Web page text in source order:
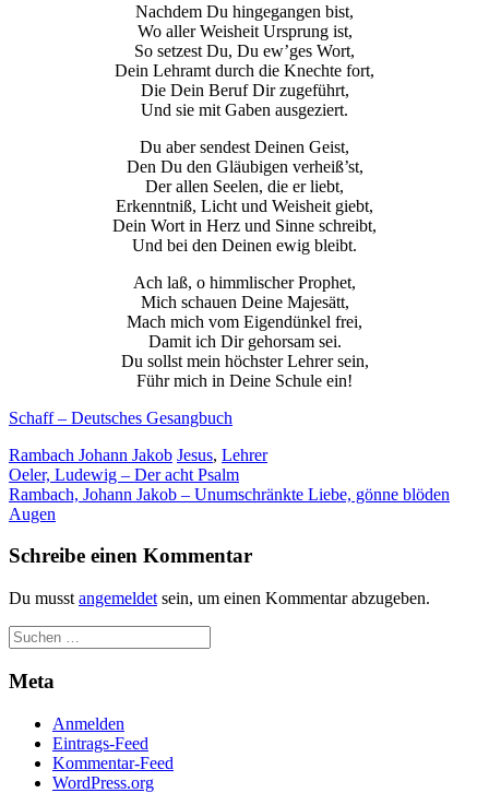
Nachdem Du hingegangen bist,
Wo aller Weisheit Ursprung ist,
So setzest Du, Du ew’ges Wort,
Dein Lehramt durch die Knechte fort,
Die Dein Beruf Dir zugeführt,
Und sie mit Gaben ausgeziert.
Du aber sendest Deinen Geist,
Den Du den Gläubigen verheiß’st,
Der allen Seelen, die er liebt,
Erkenntniß, Licht und Weisheit giebt,
Dein Wort in Herz und Sinne schreibt,
Und bei den Deinen ewig bleibt.
Ach laß, o himmlischer Prophet,
Mich schauen Deine Majesätt,
Mach mich vom Eigendünkel frei,
Damit ich Dir gehorsam sei.
Du sollst mein höchster Lehrer sein,
Führ mich in Deine Schule ein!
Schaff – Deutsches Gesangbuch
Rambach Johann Jakob Jesus, Lehrer
Beitragsnavigation
Oeler, Ludewig – Der acht Psalm
Rambach, Johann Jakob – Unumschränkte Liebe, gönne blöden
Augen
Schreibe einen Kommentar
Du musst angemeldet sein, um einen Kommentar abzugeben.
Meta
Anmelden
Eintrags-Feed
Kommentar-Feed
WordPress.org